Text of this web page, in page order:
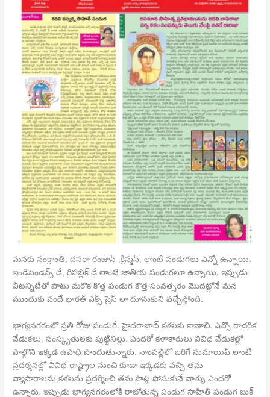
మనకు సంక్రాంతి, దసరా రంజాన్ ,క్రిస్మస్, లాంటి పండుగలు ఎన్నో ఉన్నాయి.
ఇండిపెండెన్స్ డే, రిపబ్లిక్ డే లాంటి జాతీయ పండుగలూ ఉన్నాయి. ఇప్పుడు
వీటన్నిటితో పాటు మరొక కొత్త పండుగ కొత్త సంవత్సరం మొదట్లోనే మన
ముందుకు వందే భారత్ ఎక్స్ ప్రెస్ లా దూసుకుని వచ్చేస్తోంది.
భాగ్యనగరంలో ప్రతి రోజు పండుగే. హైదరాబాద్ కళలకు కాణాచి. ఎన్నో రాచరిక
వేడుకలు, సంస్కృతులకు పుట్టినిల్లు. ఎందరో కళాకారులు వివిధ వేడుకల్లో
పాల్గొని ఇక్కడ ఉపాధి పొందుతున్నారు. నాంపల్లిలో జరిగే నుమాయిష్ లాంటి
ప్రదర్శనల్లో వివిధ రాష్ట్రాల నుంచి కూడా ఇక్కడకు వచ్చి తమ
వ్యాపారాలను,కళలను ప్రదర్శించి తమ పొట్ట పోసుకునే వాళ్ళు ఎందరో
ఉన్నారు. ఇప్పుడు భాగ్యనగరంలోకి రాబోతున్న పండుగ సాహితీ పండుగ బుక్